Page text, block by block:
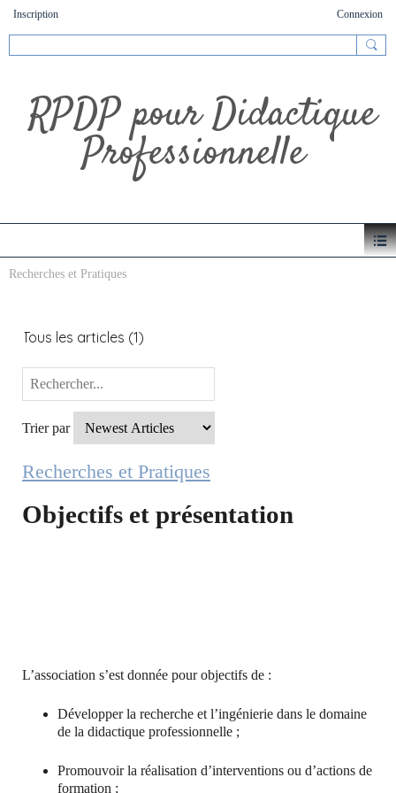
Inscription Connexion
RPDP pour Didactique
Professionnelle
Recherches et Pratiques
Tous les articles (1)
Trier par
Recherches et Pratiques
Objectifs et présentation
L’association s’est donnée pour objectifs de :
Développer la recherche et l’ingénierie dans le domaine
de la didactique professionnelle ;
Promouvoir la réalisation d’interventions ou d’actions de
formation ;